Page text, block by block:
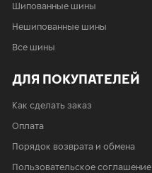
Шипованные шины
Нешипованные шины
Все шины
ДЛЯ ПОКУПАТЕЛЕЙ
Как сделать заказ
Оплата
Порядок возврата и обмена
Пользовательское соглашение